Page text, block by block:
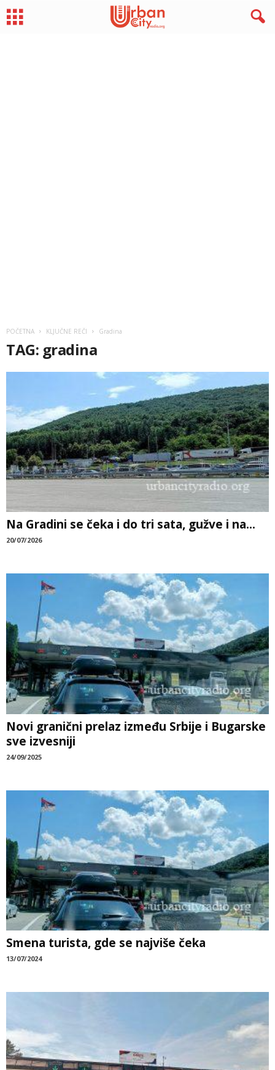
POČETNA KLJUČNE REČI Gradina
TAG: gradina
Na Gradini se čeka i do tri sata, gužve i na...
20/07/2026
Novi granični prelaz između Srbije i Bugarske
sve izvesniji
24/09/2025
Smena turista, gde se najviše čeka
13/07/2024